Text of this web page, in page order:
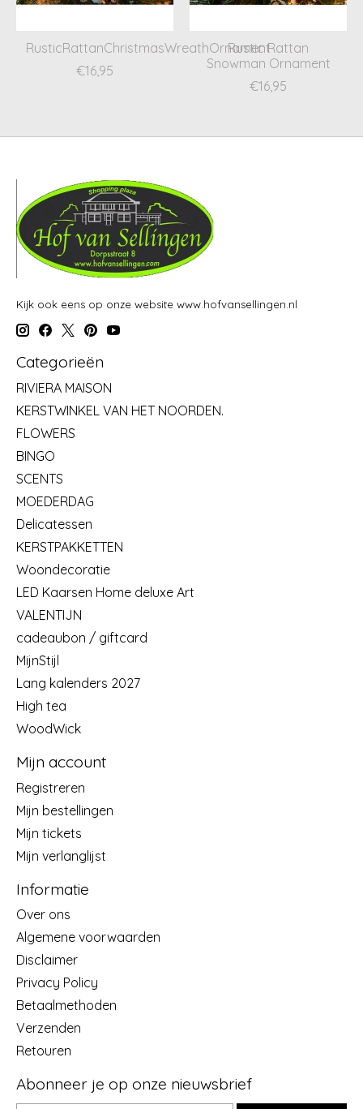
RusticRattanChristmasWreathOrnament
€16,95
Rustic Rattan
Snowman Ornament
€16,95
Kijk ook eens op onze website www.hofvansellingen.nl
Categorieën
RIVIERA MAISON
KERSTWINKEL VAN HET NOORDEN.
FLOWERS
BINGO
SCENTS
MOEDERDAG
Delicatessen
KERSTPAKKETTEN
Woondecoratie
LED Kaarsen Home deluxe Art
VALENTIJN
cadeaubon / giftcard
MijnStijl
Lang kalenders 2027
High tea
WoodWick
Mijn account
Registreren
Mijn bestellingen
Mijn tickets
Mijn verlanglijst
Informatie
Over ons
Algemene voorwaarden
Disclaimer
Privacy Policy
Betaalmethoden
Verzenden
Retouren
Abonneer je op onze nieuwsbrief